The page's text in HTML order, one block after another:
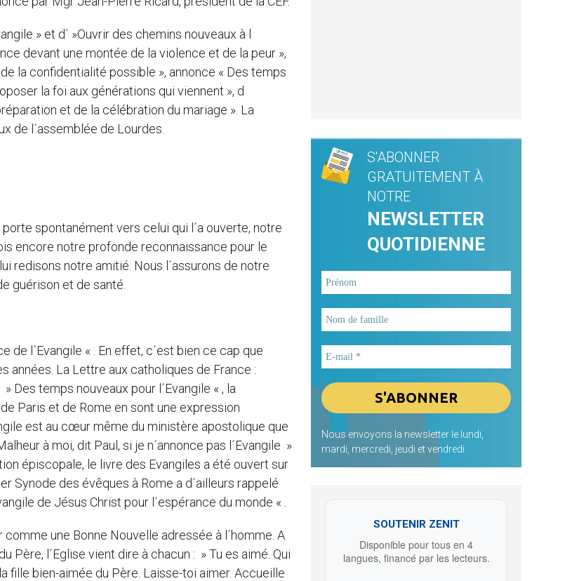
» et d´ »Ouvrir des chemins nouveaux à l
devant une montée de la violence et de la peur »,
la confidentialité possible », annonce « Des temps
la foi aux générations qui viennent », d
et de la célébration du mariage ». La
de l´assemblée de Lourdes.
spontanément vers celui qui l´a ouverte, notre
encore notre profonde reconnaissance pour le
redisons notre amitié. Nous l´assurons de notre
guérison et de santé.
de l´Evangile « . En effet, c´est bien ce cap que
La Lettre aux catholiques de France :
temps nouveaux pour l´Evangile « , la
Paris et de Rome en sont une expression
est au cœur même du ministère apostolique que
à moi, dit Paul, si je n´annonce pas l´Evangile »
épiscopale, le livre des Evangiles a été ouvert sur
Synode des évêques à Rome a d´ailleurs rappelé
de Jésus Christ pour l´espérance du monde « .
une Bonne Nouvelle adressée à l´homme. A
Père, l´Eglise vient dire à chacun : » Tu es aimé. Qui
fille bien-aimée du Père. Laisse-toi aimer. Accueille
S'ABONNER
GRATUITEMENT À
NOTRE
NEWSLETTER
QUOTIDIENNE
Nous envoyons la newsletter le lundi,
mardi, mercredi, jeudi et vendredi
SOUTENIR ZENIT
Disponible pour tous en 4
langues, financé par les lecteurs.